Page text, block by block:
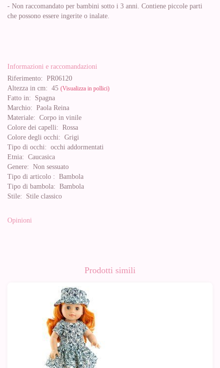
- Non raccomandato per bambini sotto i 3 anni. Contiene piccole parti
che possono essere ingerite o inalate.
Informazioni e raccomandazioni
Riferimento: PR06120
Altezza in cm: 45 (Visualizza in pollici)
Fatto in: Spagna
Marchio: Paola Reina
Materiale: Corpo in vinile
Colore dei capelli: Rossa
Colore degli occhi: Grigi
Tipo di occhi: occhi addormentati
Etnia: Caucasica
Genere: Non sessuato
Tipo di articolo : Bambola
Tipo di bambola: Bambola
Stile: Stile classico
Opinioni
Prodotti simili